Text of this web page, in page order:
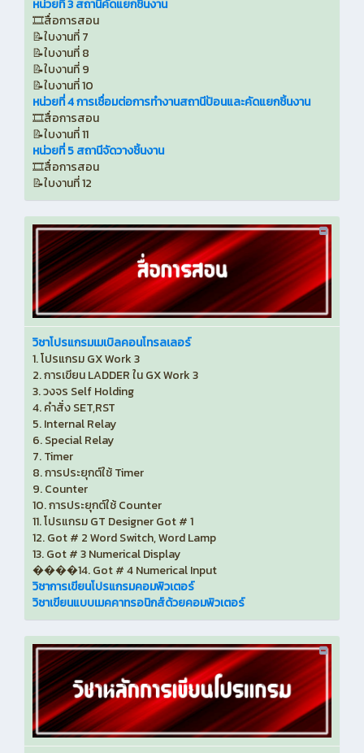
หน่วยที่ 3 สถานีคัดแยกชิ้นงาน
🎞️สื่อการสอน
📝ใบงานที่ 7
📝ใบงานที่ 8
📝ใบงานที่ 9
📝ใบงานที่ 10
หน่วยที่ 4 การเชื่อมต่อการทำงานสถานีป้อนและคัดแยกชิ้นงาน
🎞️สื่อการสอน
📝ใบงานที่ 11
หน่วยที่ 5 สถานีจัดวางชิ้นงาน
🎞️สื่อการสอน
📝ใบงานที่ 12
วิชาโปรแกรมเมเบิลคอนโทรลเลอร์
1. โปรแกรม GX Work 3
2. การเขียน LADDER ใน GX Work 3
3. วงจร Self Holding
4. คำสั่ง SET,RST
5. Internal Relay
6. Special Relay
7. Timer
8. การประยุกต์ใช้ Timer
9. Counter
10. การประยุกต์ใช้ Counter
11. โปรแกรม GT Designer Got # 1
12. Got # 2 Word Switch, Word Lamp
13. Got # 3 Numerical Display
����14. Got # 4 Numerical Input
วิชาการเขียนโปรแกรมคอมพิวเตอร์
วิชาเขียนแบบเมคคาทรอนิกส์ด้วยคอมพิวเตอร์